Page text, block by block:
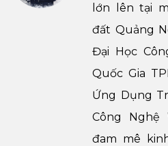
lớn lên tại
đất Quảng
Đại Học
Quốc Gia
Ứng Dụng
Công Nghệ
đam mê